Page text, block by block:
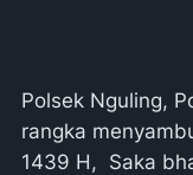
Polsek Nguling,
rangka
1439 H, Saka